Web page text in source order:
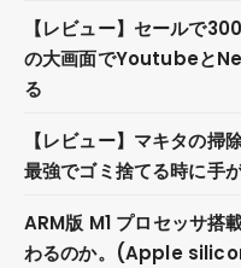
【レビュー】セールで
の大画面でYoutubeと
る
【レビュー】マキタの掃
最強でゴミ捨てる時に手
ARM版 M1 プロセッサ搭
わるのか。(Apple